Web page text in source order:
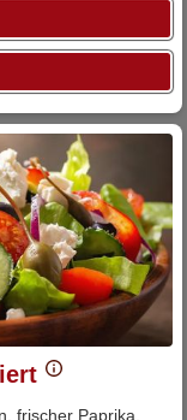
frischer Paprika,